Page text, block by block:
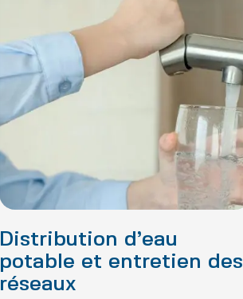
Distribution d’eau
potable et entretien des
réseaux